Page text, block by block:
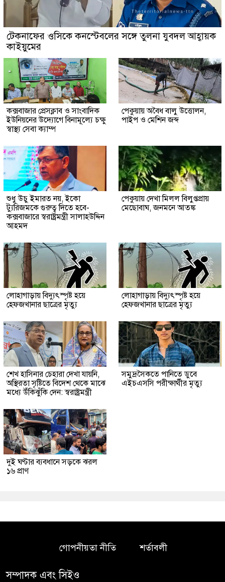
টেকনাফের ওসিকে কনস্টেবলের সঙ্গে তুলনা যুবদল আহ্বায়ক
কাইয়ুমের
কক্সবাজার প্রেসক্লাব ও সাংবাদিক
ইউনিয়নের উদ্যোগে বিনামূল্যে চক্ষু
স্বাস্থ্য সেবা ক্যাম্প
পেকুয়ায় অবৈধ বালু উত্তোলন,
পাইপ ও মেশিন জব্দ
শুধু উচু ইমারত নয়, ইকো
ট্যুরিজমকে গুরুত্ব দিতে হবে-
কক্সবাজারে স্বরাষ্ট্রমন্ত্রী সালাহউদ্দিন
আহমদ
পেকুয়ায় দেখা মিলল বিলুপ্তপ্রায়
মেছোবাঘ, জনমনে আতঙ্ক
লোহাগাড়ায় বিদ্যুৎস্পৃষ্ট হয়ে
হেফজখানার ছাত্রের মৃত্যু
লোহাগাড়ায় বিদ্যুৎস্পৃষ্ট হয়ে
হেফজখানার ছাত্রের মৃত্যু
শেখ হাসিনার চেহারা দেখা যায়নি,
অস্থিরতা সৃষ্টিতে বিদেশ থেকে মাঝে
মধ্যে উঁকিঝুঁকি দেন: স্বরাষ্ট্রমন্ত্রী
সমুদ্রসৈকতে পানিতে ডুবে
এইচএসসি পরীক্ষার্থীর মৃত্যু
দুই ঘণ্টার ব্যবধানে সড়কে ঝরল
১৬ প্রাণ
গোপনীয়তা নীতি শর্তাবলী
সম্পাদক এবং সিইও